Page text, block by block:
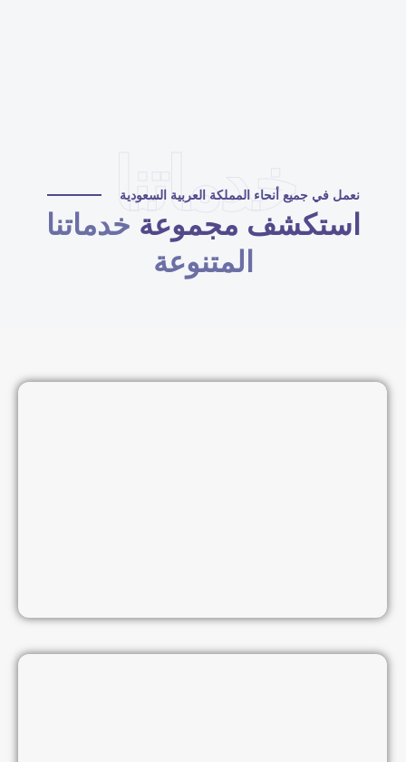
خدماتنا
نعمل في جميع أنحاء المملكة العربية السعودية
استكشف مجموعةخدماتنا
المتنوعة